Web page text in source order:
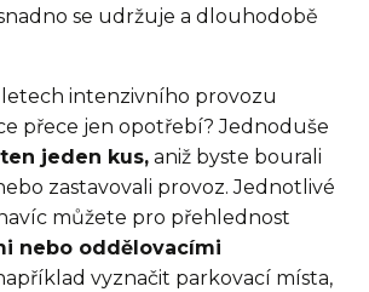
se udržuje a dlouhodobě
intenzivního provozu
přece jen opotřebí? Jednoduše
jeden kus, aniž byste bourali
zastavovali provoz. Jednotlivé
můžete pro přehlednost
nebo oddělovacími
vyznačit parkovací místa,